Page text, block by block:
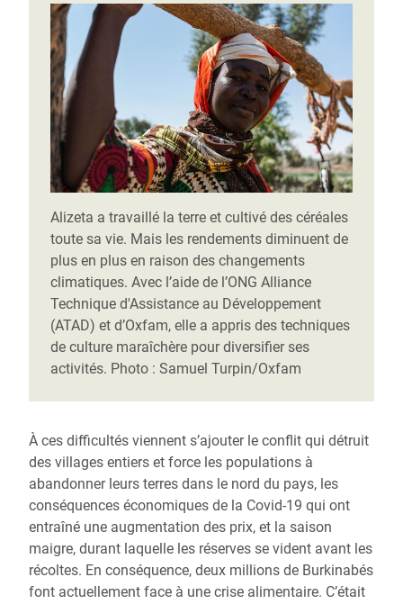
Alizeta a travaillé la terre et cultivé des céréales
toute sa vie. Mais les rendements diminuent de
plus en plus en raison des changements
climatiques. Avec l’aide de l’ONG Alliance
Technique d'Assistance au Développement
(ATAD) et d’Oxfam, elle a appris des techniques
de culture maraîchère pour diversifier ses
activités. Photo : Samuel Turpin/Oxfam
À ces difficultés viennent s’ajouter le conflit qui détruit
des villages entiers et force les populations à
abandonner leurs terres dans le nord du pays, les
conséquences économiques de la Covid-19 qui ont
entraîné une augmentation des prix, et la saison
maigre, durant laquelle les réserves se vident avant les
récoltes. En conséquence, deux millions de Burkinabés
font actuellement face à une crise alimentaire. C’était